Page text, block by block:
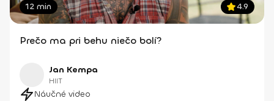
12 min 4.9
Prečo ma pri behu niečo bolí?
Jan Kempa
HIIT
Náučné video